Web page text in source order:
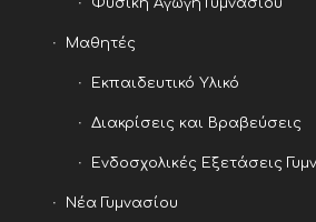
Φυσική Αγωγή Γυμνάσιου
Μαθητές
Εκπαιδευτικό Υλικό
Διακρίσεις και Βραβεύσεις
Ενδοσχολικές Εξετάσεις
Νέα Γυμνασίου